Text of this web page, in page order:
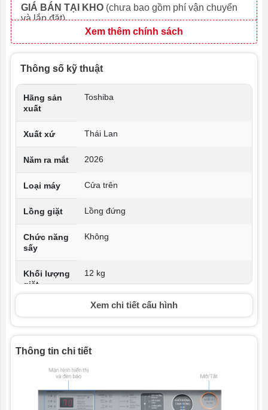
GIÁ BÁN TẠI KHO (chưa bao gồm phí vận chuyển
và lắp đặt)
Xem thêm chính sách
Thông số kỹ thuật
Hãng sản
xuất
Toshiba
Xuất xứ Thái Lan
Năm ra mắt 2026
Loại máy Cửa trên
Lồng giặt Lồng đứng
Chức năng
sấy
Không
Khối lượng
giặt
12 kg
2.14 Wh/kg
Tốc độ vắt 700 vòng/phút
Công nghệ
Inverter
Xem chi tiết cấu hình
Thông tin chi tiết